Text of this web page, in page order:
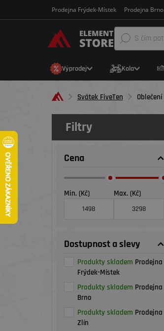
Prodejna Frýdek-Místek Prodejna Brno
Výprodej Kola
Svátek FiveTen Oblečení
Filtry
Cena
Min. (Kč) Max. (Kč)
Dostupnost a slevy
Produkty skladem Prodejna
Frýdek-Místek
Produkty skladem Prodejna
Brno
Produkty skladem Prodejna
Zlín